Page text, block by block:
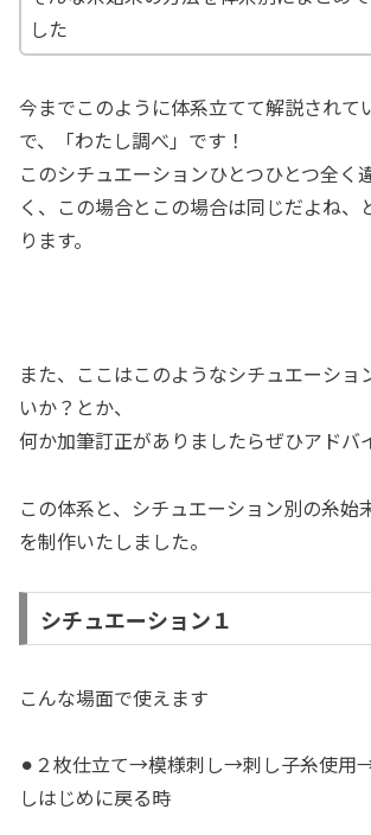
した
今までこのように体系立てて解説されて
で、「わたし調べ」です！
このシチュエーションひとつひとつ全く
く、この場合とこの場合は同じだよね、
ります。
また、ここはこのようなシチュエーショ
いか？とか、
何か加筆訂正がありましたらぜひアドバ
この体系と、シチュエーション別の糸始
を制作いたしました。
シチュエーション１
こんな場面で使えます
⚫︎２枚仕立て→模様刺し→刺し子糸使用
しはじめに戻る時